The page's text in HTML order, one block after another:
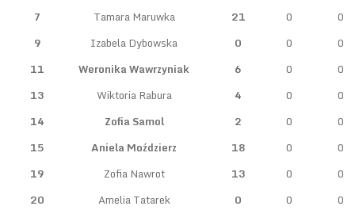
7
Tamara Maruwka 21 0
0
9
Izabela Dybowska 0 0
0
11
Weronika Wawrzyniak 6 0
0
13
Wiktoria Rabura 4 0
0
14
Zofia Samol 2 0
0
15
Aniela Moździerz 18 0
0
19
Zofia Nawrot 13 0
0
20
Amelia Tatarek 0 0
0